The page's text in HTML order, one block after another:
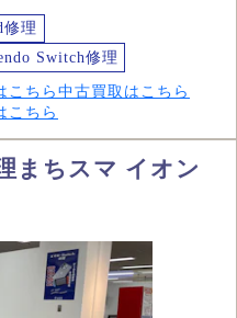
修理
Switch修理
こちら 中古買取はこちら
こちら
まちスマ イオン